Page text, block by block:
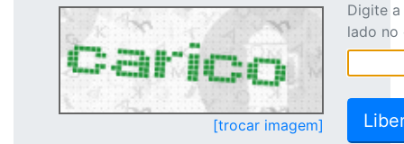
[trocar imagem]
Digite
lado no